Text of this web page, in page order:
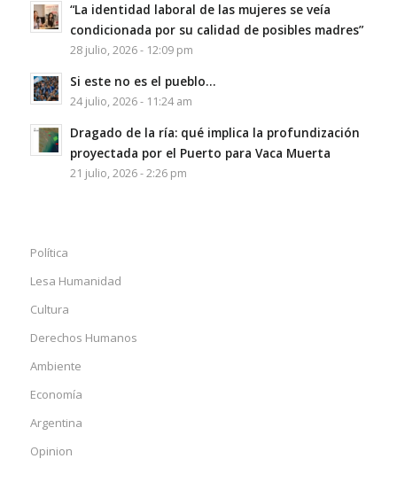
“La identidad laboral de las mujeres se veía
condicionada por su calidad de posibles madres”
28 julio, 2026 - 12:09 pm
Si este no es el pueblo…
24 julio, 2026 - 11:24 am
Dragado de la ría: qué implica la profundización
proyectada por el Puerto para Vaca Muerta
21 julio, 2026 - 2:26 pm
Política
Lesa Humanidad
Cultura
Derechos Humanos
Ambiente
Economía
Argentina
Opinion